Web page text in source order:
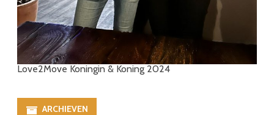
Love2Move Koningin & Koning 2024
ARCHIEVEN